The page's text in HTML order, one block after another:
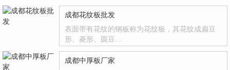
成都花纹板批发
表面带有花纹的钢板称为花纹板，其花纹成扁豆
形、菱形、圆豆…
成都中厚板厂家